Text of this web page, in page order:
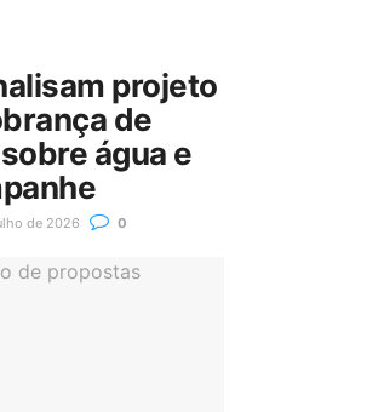
projeto
de
água e
de 2026 0